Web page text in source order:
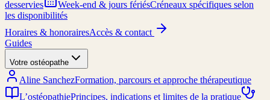
desservies
Week-end & jours fériésCréneaux spécifiques selon
les disponibilités
Horaires & honorairesAccès & contact
Guides
Votre ostéopathe
Aline SanchezFormation, parcours et approche thérapeutique
L’ostéopathiePrincipes, indications et limites de la pratique